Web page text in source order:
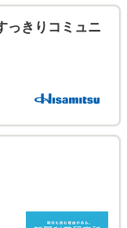
っきりコミュニ